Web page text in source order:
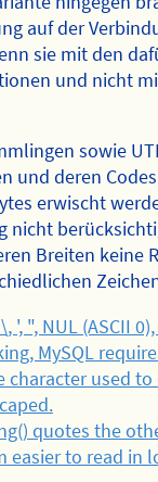
auf der
sie mit den
und nicht
sowie
und deren
erwischt
nicht
Breiten keine
', ", NUL (ASCII
MySQL
character used
quotes the
easier to read in